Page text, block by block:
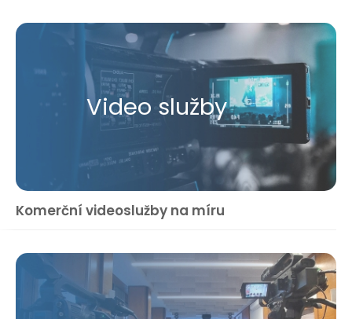
Video služby
Komerční videoslužby na míru